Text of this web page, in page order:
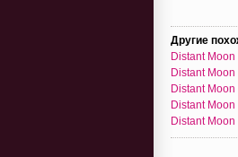
Другие
Distant
Distant
Distant
Distant
Distant